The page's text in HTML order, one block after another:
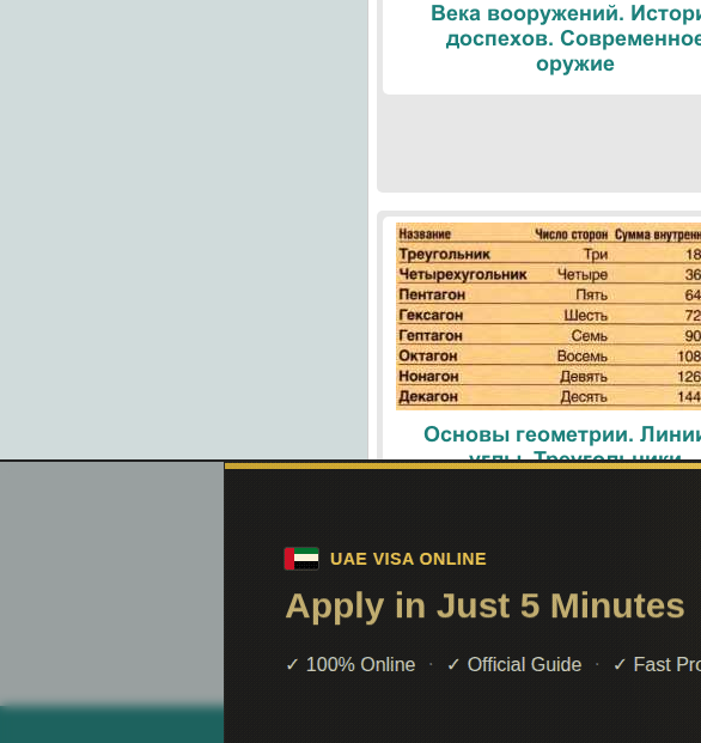
Века вооружений.
доспехов.
оружие
Основы геометрии.
углы. Треугольники
Поиск по
При помощи поиска вы сможете найти